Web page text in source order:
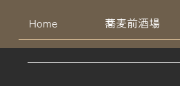
Home 蕎麦前酒場